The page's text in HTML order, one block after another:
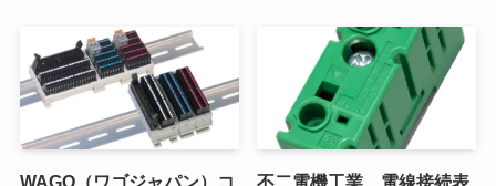
WAGO（ワゴジャパン）コ
不二電機工業、電線接続表